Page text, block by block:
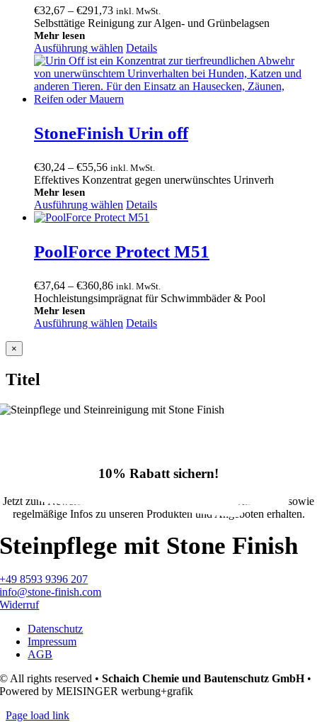
€32,67 – €291,73Preisspanne:
€32,67
€291,73
inkl. MwSt.
Selbsttätige Reinigung zur Algen- und Grünbelagsen
Mehr lesen
Ausführung wählen Details
StoneFinish Urin off
€30,24 – €55,56Preisspanne:
€30,24
€55,56
inkl. MwSt.
Effektives Konzentrat gegen unerwünschtes Urinverh
Mehr lesen
Ausführung wählen Details
PoolForce Protect M51
€37,64 – €360,86Preisspanne:
€37,64
€360,86
inkl. MwSt.
Hochleistungsimprägnat für Schwimmbäder & Pool
Mehr lesen
Ausführung wählen Details
Close
product
view
×
Titel
10% Rabatt sichern!
Jetzt zum Newsletter anmelden und 10% Rabatt im Onlineshop sowie
regelmäßige Infos zu unseren Produkten und Angeboten erhalten.
Steinpflege mit Stone Finish
+49 8593 9396 207
info@stone-finish.com
Widerruf
Datenschutz
Impressum
AGB
© All rights reserved •Schaich Chemie und Bautenschutz GmbH•
Powered by MEISINGER werbung+grafik
Page load link